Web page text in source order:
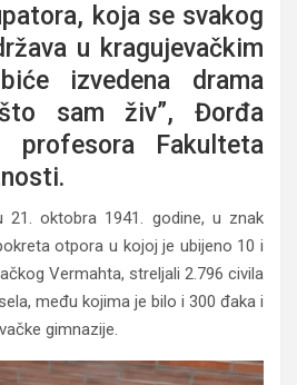
koja se svakog
u kragujevačkim
izvedena drama
sam živ”, Đorđa
profesora Fakulteta
21. oktobra 1941. godine, u znak
otpora u kojoj je ubijeno 10 i
Vermahta, streljali 2.796 civila
među kojima je bilo i 300 đaka i
gimnazije.